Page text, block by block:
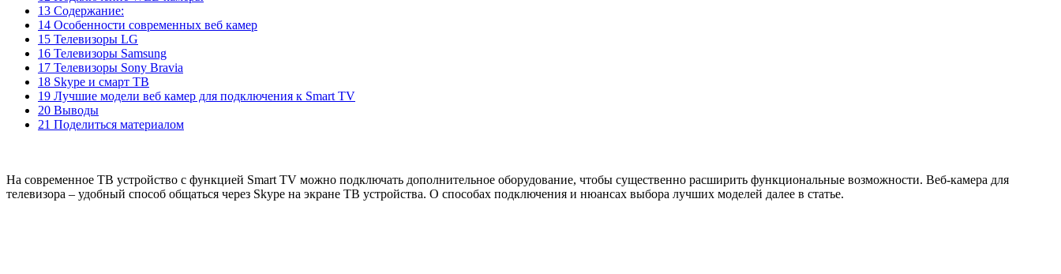
13 Содержание:
14 Особенности современных веб камер
15 Телевизоры LG
16 Телевизоры Samsung
17 Телевизоры Sony Bravia
18 Skype и смарт ТВ
19 Лучшие модели веб камер для подключения к Smart TV
20 Выводы
21 Поделиться материалом
На современное ТВ устройство с функцией Smart TV можно подключать дополнительное оборудование, чтобы существенно расширить функциональные возможности. Веб-камера для
телевизора – удобный способ общаться через Skype на экране ТВ устройства. О способах подключения и нюансах выбора лучших моделей далее в статье.